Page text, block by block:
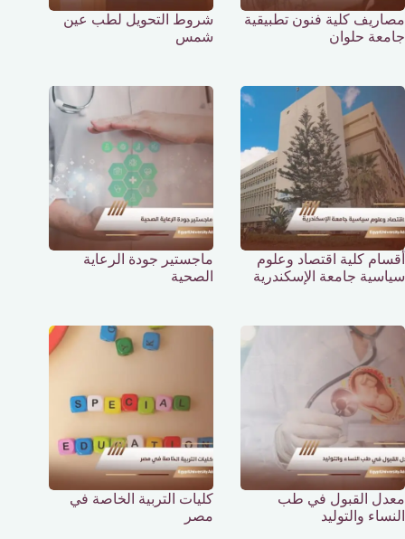
مصاريف كلية فنون تطبيقية
جامعة حلوان
شروط التحويل لطب عين
شمس
أقسام كلية اقتصاد وعلوم
سياسية جامعة الإسكندرية
ماجستير جودة الرعاية
الصحية
معدل القبول في طب
النساء والتوليد
كليات التربية الخاصة في
مصر